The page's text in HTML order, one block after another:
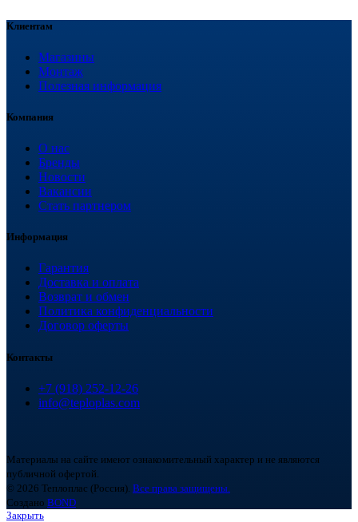
Клиентам
Магазины
Монтаж
Полезная информация
Компания
О нас
Бренды
Новости
Вакансии
Стать партнером
Информация
Гарантия
Доставка и оплата
Возврат и обмен
Политика конфиденциальности
Договор оферты
Контакты
+7 (918) 252-12-26
info@teploplas.com
Материалы на сайте имеют ознакомительный характер и не являются
публичной офертой.
© 2026 Теплоплас (Россия). Все права защищены.
Создано BOND
Закрыть